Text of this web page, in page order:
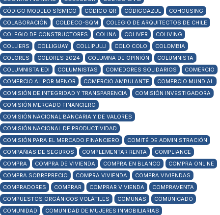
CÓDIGO MODELO SÍSMICO
CÓDIGO QR CÓDIGOAZUL
COHOUSING
COLABORACIÓN
COLDECO-SQM
COLEGIO DE ARQUITECTOS DE CHILE
COLEGIO DE CONSTRUCTORES
COLINA COLIVER
COLIVING
COLLIERS
COLLIGUAY COLLIPULLI COLO COLO
COLOMBIA
COLORES
COLORES 2024 COLUMNA DE OPINIÓN
COLUMNISTA
COLUMNISTA EDI
COLUMNISTAS COMEDORES SOLIDARIOS
COMERCIO
COMERCIO AL POR MENOR
COMERCIO AMBULANTE
COMERCIO MUNDIAL
COMISIÓN DE INTEGRIDAD Y TRANSPARENCIA
COMISIÓN INVESTIGADORA
COMISIÓN MERCADO FINANCIERO
COMISIÓN NACIONAL BANCARIA Y DE VALORES
COMISIÓN NACIONAL DE PRODUCTIVIDAD
COMISIÓN PARA EL MERCADO FINANCIERO
COMITÉ DE ADMINISTRACIÓN
COMPAÑIAS DE SEGUROS
COMPLEMENTAR RENTA
COMPLIANCE
COMPRA
COMPRA DE VIVIENDA COMPRA EN BLANCO
COMPRA ONLINE
COMPRA SOBREPRECIO
COMPRA VIVIENDA
COMPRA VIVIENDAS
COMPRADORES
COMPRAR COMPRAR VIVIENDA
COMPRAVENTA
COMPUESTOS ORGÁNICOS VOLÁTILES
COMUNAS
COMUNICADO
COMUNIDAD
COMUNIDAD DE MUJERES INMOBILIARIAS